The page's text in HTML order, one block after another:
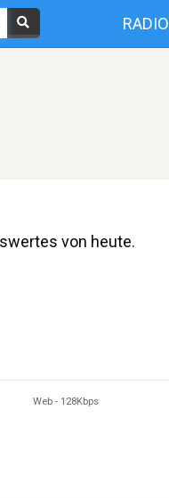
RADIO
von heute.
Web - 128Kbps